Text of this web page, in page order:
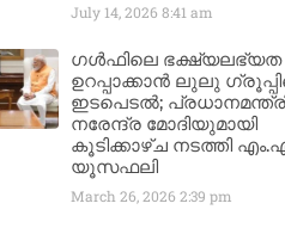
July 14, 2026 8:41 am
ഗൾഫിലെ ഭക്ഷ്യലഭ്യത
ഉറപ്പാക്കാൻ ലുലു
ഇടപെടൽ;
നരേന്ദ്ര മോദിയുമായി
കൂടിക്കാഴ്ച നടത്തി
യൂസഫലി
March 26, 2026 2:39 pm